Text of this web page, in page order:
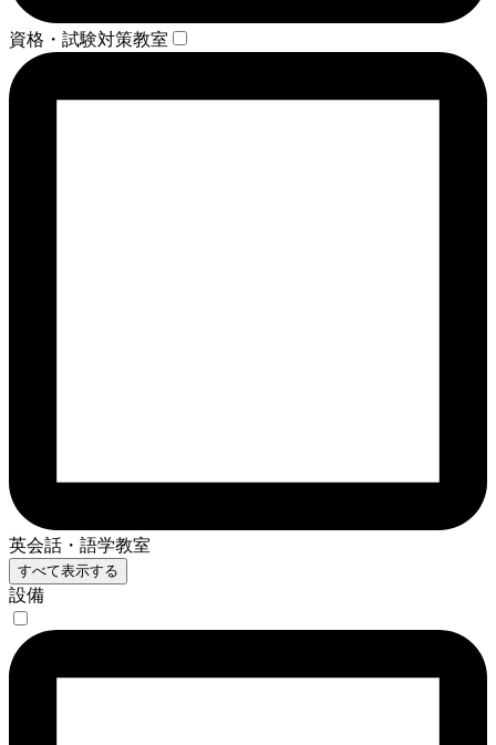
資格・試験対策教室
英会話・語学教室
すべて表示する
設備